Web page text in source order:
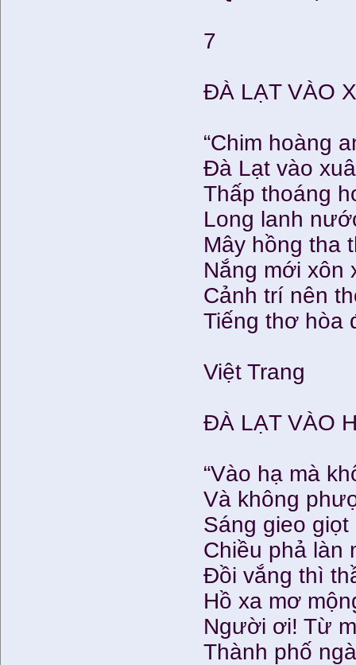
7
ĐÀ LẠT VÀO
“Chim hoàng
Đà Lạt vào
Thấp thoáng
Long lanh
Mây hồng tha
Nắng mới xôn
Cảnh trí nên
Tiếng thơ hòa
Việt Trang
ĐÀ LẠT VÀO
“Vào hạ mà
Và không
Sáng gieo
Chiều phả làn
Đồi vắng thì
Hồ xa mơ
Người ơi! Từ
Thành phố